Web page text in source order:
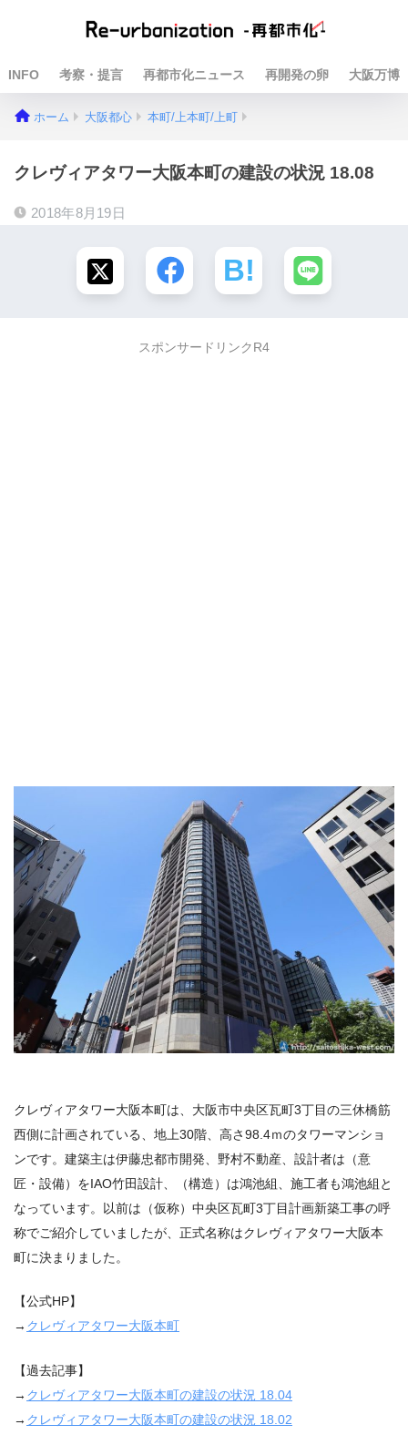
INFO 考察・提言 再都市化ニュース 再開発の卵 大阪万博
ホーム 大阪都心 本町/上本町/上町
クレヴィアタワー大阪本町の建設の状況 18.08
2018年8月19日
スポンサードリンクR4
クレヴィアタワー大阪本町は、大阪市中央区瓦町3丁目の三休橋筋
西側に計画されている、地上30階、高さ98.4ｍのタワーマンショ
ンです。建築主は伊藤忠都市開発、野村不動産、設計者は（意
匠・設備）をIAO竹田設計、（構造）は鴻池組、施工者も鴻池組と
なっています。以前は（仮称）中央区瓦町3丁目計画新築工事の呼
称でご紹介していましたが、正式名称はクレヴィアタワー大阪本
町に決まりました。
【公式HP】
→ クレヴィアタワー大阪本町
【過去記事】
→ クレヴィアタワー大阪本町の建設の状況 18.04
→ クレヴィアタワー大阪本町の建設の状況 18.02